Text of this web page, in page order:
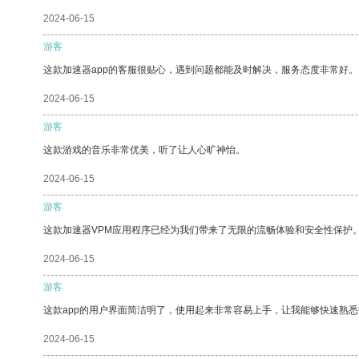
2024-06-15
游客
这款加速器app的客服很贴心，遇到问题都能及时解决，服务态度非常好。
2024-06-15
游客
这款游戏的音乐非常优美，听了让人心旷神怡。
2024-06-15
游客
这款加速器VPM应用程序已经为我们带来了无限的流畅体验和安全性保护。
2024-06-15
游客
这款app的用户界面简洁明了，使用起来非常容易上手，让我能够快速熟悉
2024-06-15